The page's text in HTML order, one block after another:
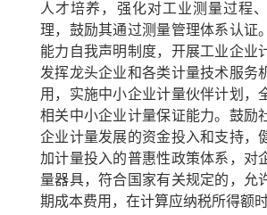
人才培养，强化对工业测量过程
理，鼓励其通过测量管理体系认证
能力自我声明制度，开展工业企业
发挥龙头企业和各类计量技术服务
用，实施中小企业计量伙伴计划，
相关中小企业计量保证能力。鼓励
企业计量发展的资金投入和支持，
加计量投入的普惠性政策体系，对
量器具，符合国家有关规定的，允
期成本费用，在计算应纳税所得额时